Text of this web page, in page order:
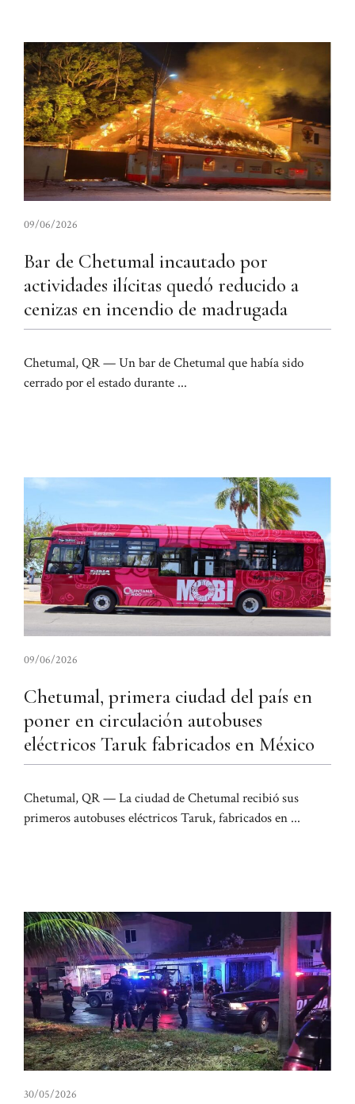
09/06/2026
Bar de Chetumal incautado por
actividades ilícitas quedó reducido a
cenizas en incendio de madrugada
Chetumal, QR — Un bar de Chetumal que había sido
cerrado por el estado durante ...
09/06/2026
Chetumal, primera ciudad del país en
poner en circulación autobuses
eléctricos Taruk fabricados en México
Chetumal, QR — La ciudad de Chetumal recibió sus
primeros autobuses eléctricos Taruk, fabricados en ...
30/05/2026